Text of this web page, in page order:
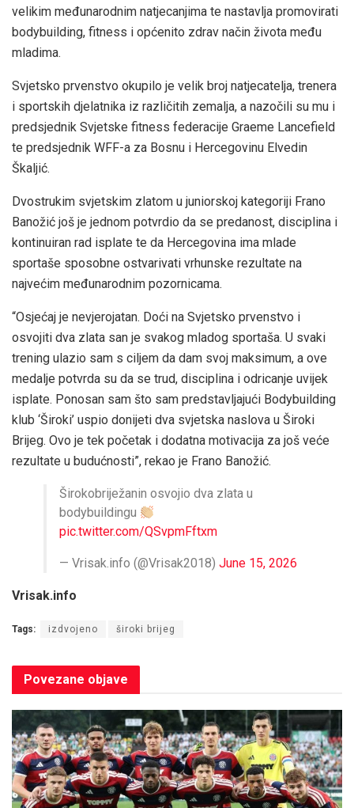
velikim međunarodnim natjecanjima te nastavlja promovirati
bodybuilding, fitness i općenito zdrav način života među
mladima.
Svjetsko prvenstvo okupilo je velik broj natjecatelja, trenera
i sportskih djelatnika iz različitih zemalja, a nazočili su mu i
predsjednik Svjetske fitness federacije Graeme Lancefield
te predsjednik WFF-a za Bosnu i Hercegovinu Elvedin
Škaljić.
Dvostrukim svjetskim zlatom u juniorskoj kategoriji Frano
Banožić još je jednom potvrdio da se predanost, disciplina i
kontinuiran rad isplate te da Hercegovina ima mlade
sportaše sposobne ostvarivati vrhunske rezultate na
najvećim međunarodnim pozornicama.
“Osjećaj je nevjerojatan. Doći na Svjetsko prvenstvo i
osvojiti dva zlata san je svakog mladog sportaša. U svaki
trening ulazio sam s ciljem da dam svoj maksimum, a ove
medalje potvrda su da se trud, disciplina i odricanje uvijek
isplate. Ponosan sam što sam predstavljajući Bodybuilding
klub ‘Široki’ uspio donijeti dva svjetska naslova u Široki
Brijeg. Ovo je tek početak i dodatna motivacija za još veće
rezultate u budućnosti”, rekao je Frano Banožić.
Širokobriježanin osvojio dva zlata u
bodybuildingu
pic.twitter.com/QSvpmFftxm
— Vrisak.info (@Vrisak2018) June 15, 2026
Vrisak.info
Tags: izdvojeno široki brijeg
Povezane objave